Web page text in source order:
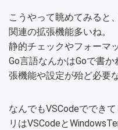
こうやって眺めてみると
関連の拡張機能多いね。
静的チェックやフォーマ
Go言語なんかはGoで書
張機能や設定が殆ど必要
なんでもVSCodeででき
リはVSCodeと